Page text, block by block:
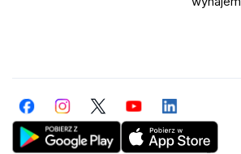
FacebookInstagramTwitterYouTubeLinkedIn